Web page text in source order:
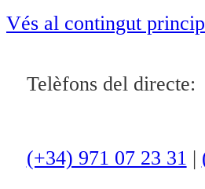
Vés al contingut
Telèfons del directe:
(+34) 971 07 23 31 |
OCI